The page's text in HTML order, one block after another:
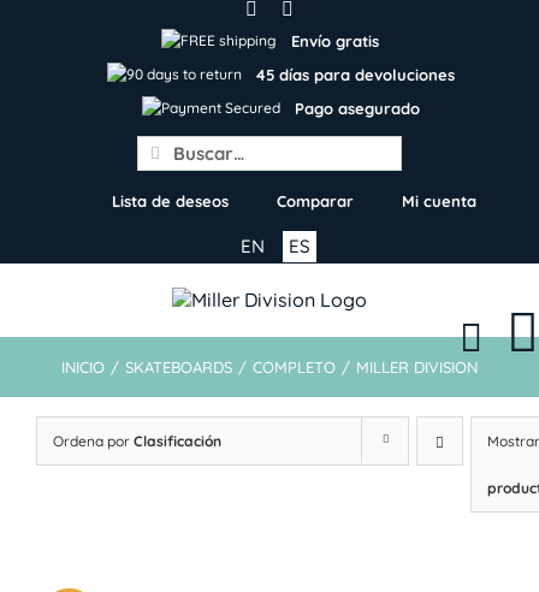
Envío gratis
45 días para devoluciones
Pago asegurado
Search
for:
Lista de deseos Comparar Mi cuenta
ES
EN
INICIO / SKATEBOARDS / COMPLETO / MILLER DIVISION
Ordena por Clasificación